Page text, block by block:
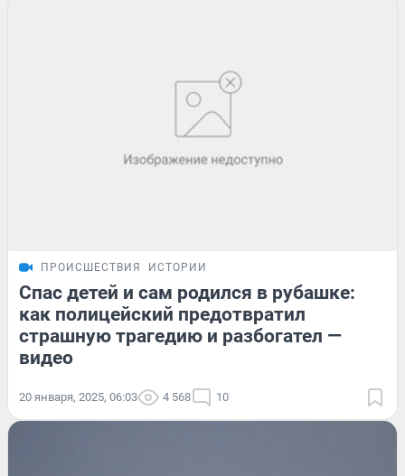
ПРОИСШЕСТВИЯ ИСТОРИИ
Спас детей и сам родился в рубашке:
как полицейский предотвратил
страшную трагедию и разбогател —
видео
20 января, 2025, 06:03 4 568 10